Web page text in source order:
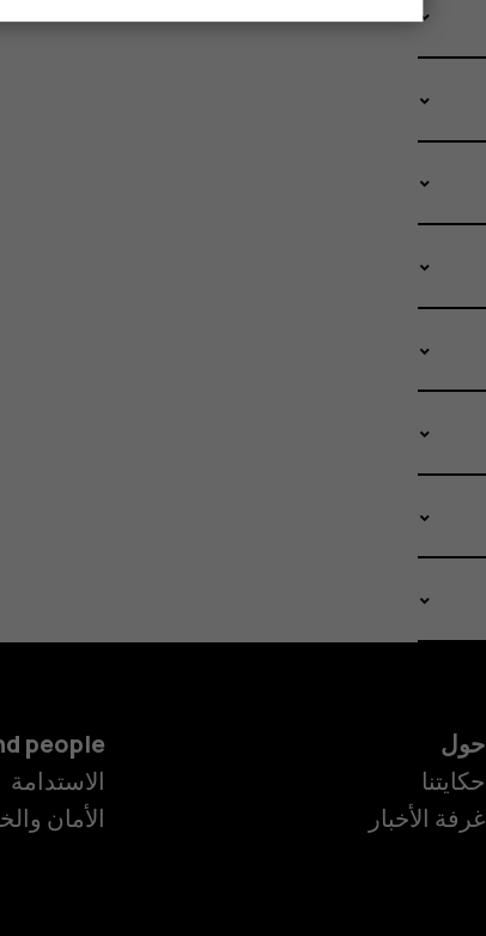
حول
حكايتنا
غرفة الأخبار
people
الاستدامة
الأمان